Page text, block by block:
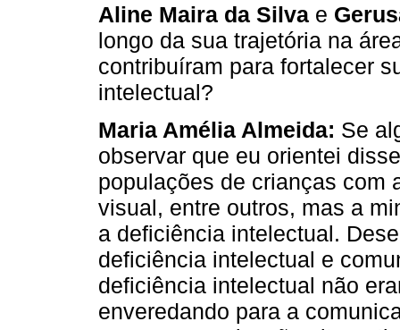
Aline Maira da Silva e
longo da sua trajetória na
contribuíram para fortalecer
intelectual?
Maria Amélia Almeida: Se
observar que eu orientei
populações de crianças com
visual, entre outros, mas a
a deficiência intelectual.
deficiência intelectual e
deficiência intelectual não
enveredando para a